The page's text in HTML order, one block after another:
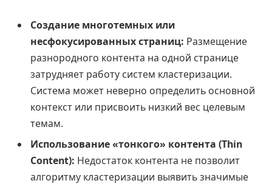
Создание многотемных или
несфокусированных страниц: Размещение
разнородного контента на одной странице
затрудняет работу систем кластеризации.
Система может неверно определить основной
контекст или присвоить низкий вес целевым
темам.
Использование «тонкого» контента (Thin
Content): Недостаток контента не позволит
алгоритму кластеризации выявить значимые